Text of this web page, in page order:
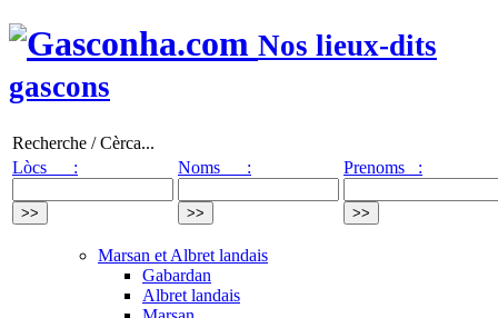
Nos lieux-dits
gascons
Recherche / Cèrca...
Lòcs :
Noms : Prenoms :
Marsan et Albret landais
Gabardan
Albret landais